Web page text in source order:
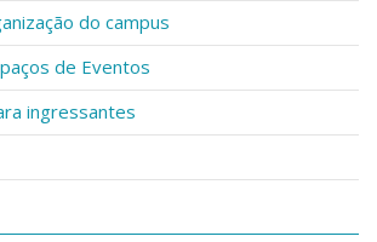
do campus
de Eventos
ingressantes